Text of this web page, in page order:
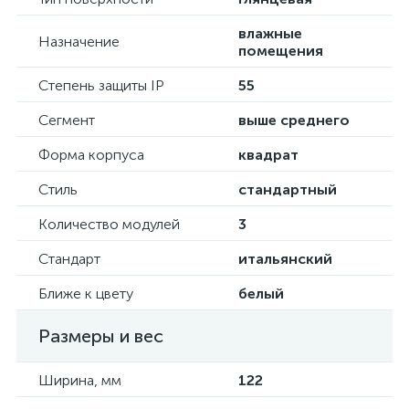
Назначение
влажные
помещения
Степень защиты IP
55
Сегмент
выше среднего
Форма корпуса
квадрат
Стиль
стандартный
Количество модулей
3
Стандарт
итальянский
Ближе к цвету
белый
Размеры и вес
Ширина, мм
122